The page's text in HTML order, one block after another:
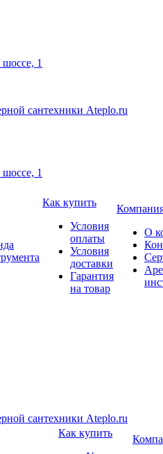
1
1
Как купить
Условия
оплаты
Условия
доставки
Гарантия
на товар
О
Как купить